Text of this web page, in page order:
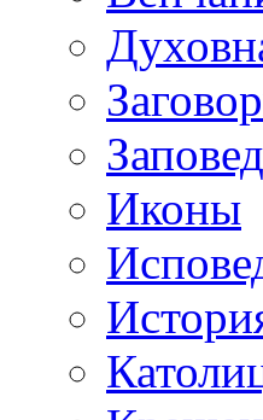
Иконы